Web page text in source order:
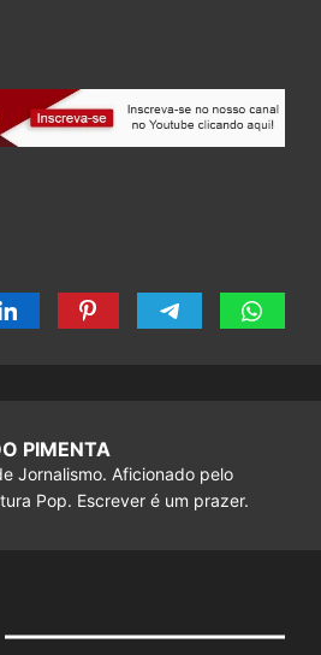
PIMENTA
Jornalismo. Aficionado pelo
Pop. Escrever é um prazer.